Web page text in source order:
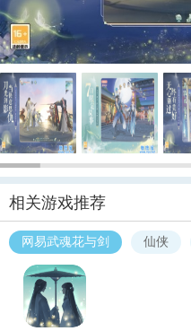
相关游戏推荐
网易武魂花与剑 仙侠